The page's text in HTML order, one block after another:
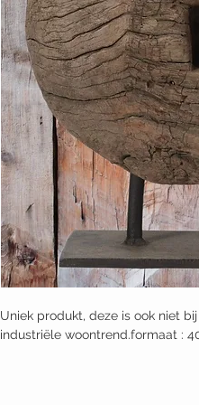
Uniek produkt, deze is ook niet
industriële woontrend.formaat :